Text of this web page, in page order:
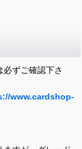
ずご確認下さ
www.cardshop-